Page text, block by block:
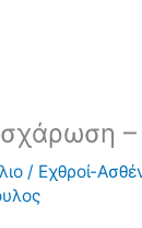
/ Εχθροί-